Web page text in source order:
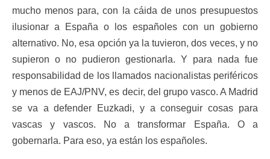
mucho menos para, con la cáida de unos presupuestos
ilusionar a España o los españoles con un gobierno
alternativo. No, esa opción ya la tuvieron, dos veces, y no
supieron o no pudieron gestionarla. Y para nada fue
responsabilidad de los llamados nacionalistas periféricos
y menos de EAJ/PNV, es decir, del grupo vasco. A Madrid
se va a defender Euzkadi, y a conseguir cosas para
vascas y vascos. No a transformar España. O a
gobernarla. Para eso, ya están los españoles.